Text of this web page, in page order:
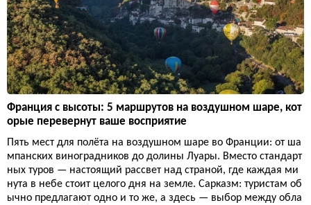
Франция с высоты: 5 маршрутов на воздушном шаре, кот
орые перевернут ваше восприятие
Пять мест для полёта на воздушном шаре во Франции: от ша
мпанских виноградников до долины Луары. Вместо стандарт
ных туров — настоящий рассвет над страной, где каждая ми
нута в небе стоит целого дня на земле. Сарказм: туристам об
ычно предлагают одно и то же, а здесь — выбор между обла